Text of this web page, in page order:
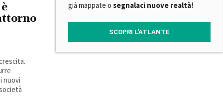
nuovi
già mappate o segnalaci nuove realtà!
SCOPRI L'ATLANTE